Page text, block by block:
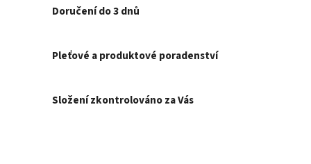
Doručení do 3 dnů
Pleťové a produktové poradenství
Složení zkontrolováno za Vás